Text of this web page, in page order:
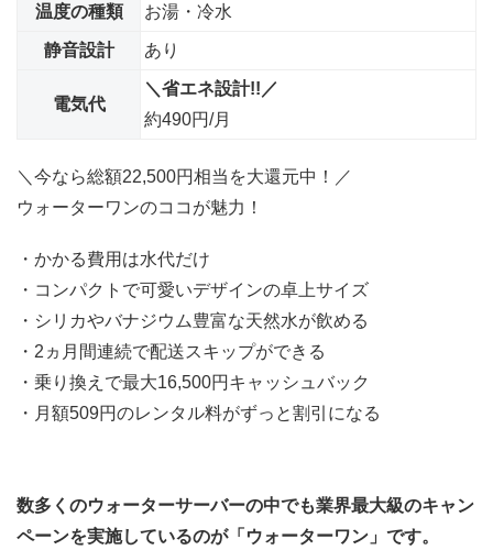
温度の種類 お湯・冷水
静音設計 あり
電気代
＼省エネ設計!!／
約490円/月
＼今なら総額22,500円相当を大還元中！／
ウォーターワンのココが魅力！
・かかる費用は水代だけ
・コンパクトで可愛いデザインの卓上サイズ
・シリカやバナジウム豊富な天然水が飲める
・2ヵ月間連続で配送スキップができる
・乗り換えで最大16,500円キャッシュバック
・月額509円のレンタル料がずっと割引になる
数多くのウォーターサーバーの中でも業界最大級のキャン
ペーンを実施しているのが「ウォーターワン」です。